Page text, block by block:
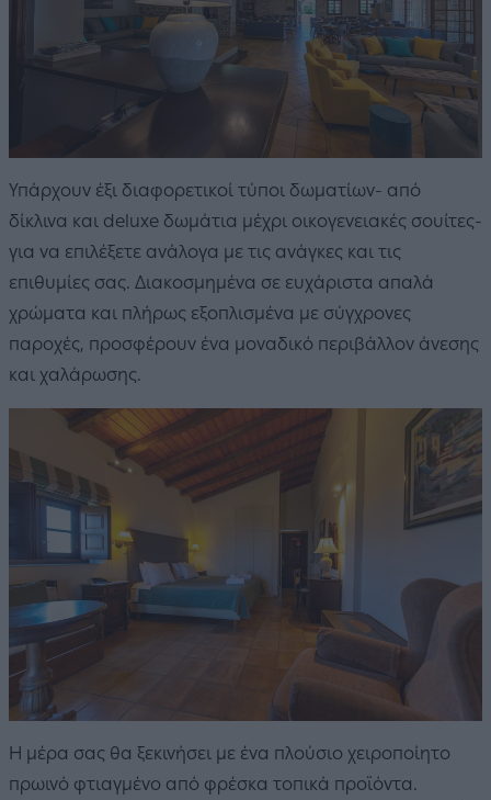
Υπάρχουν έξι διαφορετικοί τύποι δωματίων- από
δίκλινα και deluxe δωμάτια μέχρι οικογενειακές σουίτες-
για να επιλέξετε ανάλογα με τις ανάγκες και τις
επιθυμίες σας. Διακοσμημένα σε ευχάριστα απαλά
χρώματα και πλήρως εξοπλισμένα με σύγχρονες
παροχές, προσφέρουν ένα μοναδικό περιβάλλον άνεσης
και χαλάρωσης.
Η μέρα σας θα ξεκινήσει με ένα πλούσιο χειροποίητο
πρωινό φτιαγμένο από φρέσκα τοπικά προϊόντα.